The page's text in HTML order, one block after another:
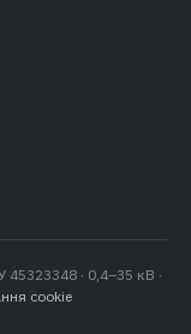
· 0,4–35 кВ ·
cookie